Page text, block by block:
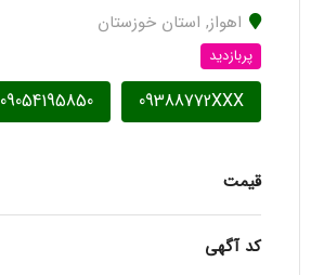
اهواز, استان خوزستان
پربازدید
09388772XXX
09054195850_09388772XXX
قیمت
کد آگهی